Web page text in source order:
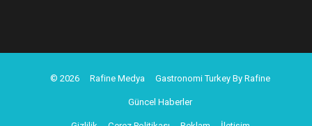
© 2026 Rafine Medya Gastronomi Turkey By Rafine
Güncel Haberler